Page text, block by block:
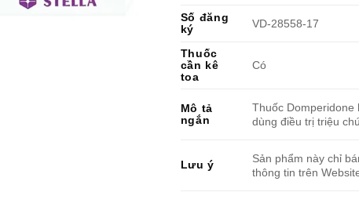
Số đăng
ký
VD-28558-17
Thuốc
cần kê
toa
Có
Mô tả
ngắn
Thuốc Domperidone
dùng điều trị triệu
Lưu ý
Sản phẩm này chỉ
thông tin trên